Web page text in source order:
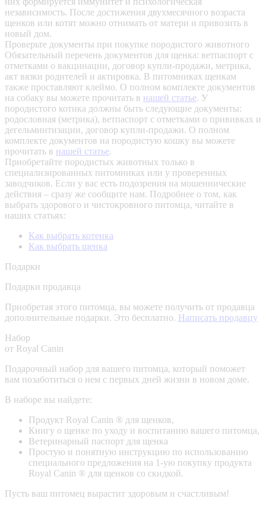
независимость. После достижения двухмесячного возраста
щенков или котят можно отнимать от матери и привозить в
новый дом.
Проверьте документы при покупке породистого животного
Обязательный перечень документов для щенка: ветпаспорт с
отметками о вакцинации, договор купли-продажи, метрика,
акт вязки родителей и актировка. В питомниках щенкам
также проставляют клеймо. О полном комплекте документов
на собаку вы можете прочитать в нашей статье. У
породистого котика должны быть следующие документы:
родословная (метрика), ветпаспорт с отметками о прививках и
дегельминтизации, договор купли-продажи. О полном
комплекте документов на породистую кошку вы можете
прочитать в нашей статье.
Приобретайте породистых животных только в
специализированных питомниках или у проверенных
заводчиков. Если у вас есть подозрения на мошеннические
действия – сразу же сообщите нам. Подробнее о том, как
выбрать здорового и чистокровного питомца, читайте в
наших статьях:
Как выбрать котенка
Как выбрать щенка
Подарки
Подарки продавца
Приобретая этого питомца, вы можете получить от продавца
дополнительные подарки. Это бесплатно. Написать продавцу
Набор
от Royal Canin
Подарочный набор для вашего питомца, который поможет
вам позаботиться о нем с первых дней жизни в новом доме.
В наборе вы найдете:
Продукт Royal Canin ® для щенков,
Книгу о щенке по уходу и воспитанию вашего питомца,
Ветеринарный паспорт для щенка
Простую и понятную инструкцию по использованию
специального предложения на 1-ую покупку продукта
Royal Canin ® для щенков со скидкой.
Пусть ваш питомец вырастит здоровым и счастливым!